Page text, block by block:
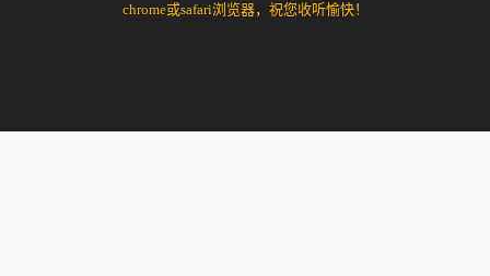
chrome或safari浏览器，祝您收听愉快！